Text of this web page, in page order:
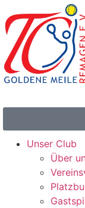
Unser Club
Über